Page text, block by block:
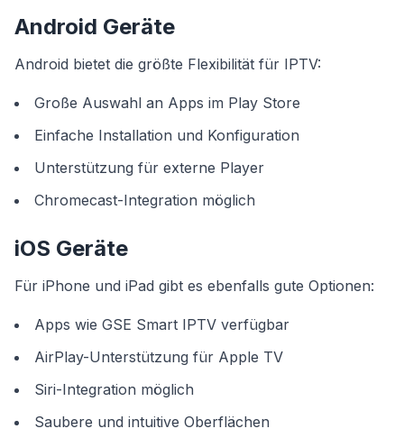
Android Geräte
Android bietet die größte Flexibilität für IPTV:
Große Auswahl an Apps im Play Store
Einfache Installation und Konfiguration
Unterstützung für externe Player
Chromecast-Integration möglich
iOS Geräte
Für iPhone und iPad gibt es ebenfalls gute Optionen:
Apps wie GSE Smart IPTV verfügbar
AirPlay-Unterstützung für Apple TV
Siri-Integration möglich
Saubere und intuitive Oberflächen